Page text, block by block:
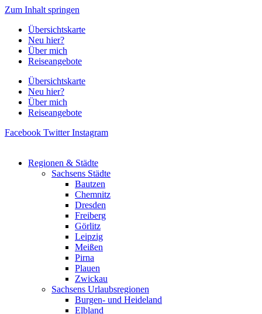
Zum Inhalt springen
Übersichtskarte
Neu hier?
Über mich
Reiseangebote
Übersichtskarte
Neu hier?
Über mich
Reiseangebote
Facebook Twitter Instagram
Regionen & Städte
Sachsens Städte
Bautzen
Chemnitz
Dresden
Freiberg
Görlitz
Leipzig
Meißen
Pirna
Plauen
Zwickau
Sachsens Urlaubsregionen
Burgen- und Heideland
Elbland